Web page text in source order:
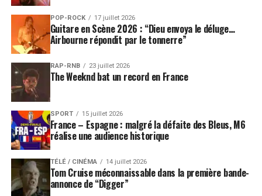
POP-ROCK 17 juillet 2026
Guitare en Scène 2026 : “Dieu envoya le déluge…
Airbourne répondit par le tonnerre”
RAP-RNB 23 juillet 2026
The Weeknd bat un record en France
SPORT 15 juillet 2026
France – Espagne : malgré la défaite des Bleus, M6
réalise une audience historique
TÉLÉ / CINÉMA 14 juillet 2026
Tom Cruise méconnaissable dans la première bande-
annonce de “Digger”